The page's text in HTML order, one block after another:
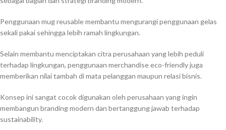
Penggunaan mug reusable membantu mengurangi penggunaan gelas
sekali pakai sehingga lebih ramah lingkungan.
Selain membantu menciptakan citra perusahaan yang lebih peduli
terhadap lingkungan, penggunaan merchandise eco-friendly juga
memberikan nilai tambah di mata pelanggan maupun relasi bisnis.
Konsep ini sangat cocok digunakan oleh perusahaan yang ingin
membangun branding modern dan bertanggung jawab terhadap
sustainability.